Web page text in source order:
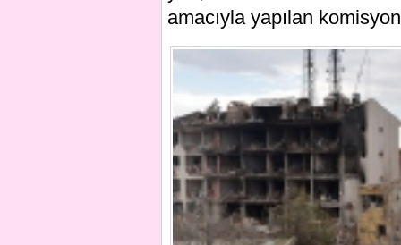
amacıyla yapılan